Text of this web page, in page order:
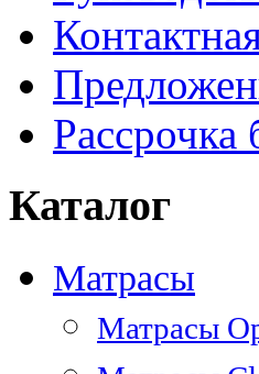
Рассрочка
Каталог
Матрасы
Матрасы